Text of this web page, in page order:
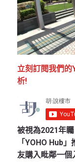
立刻訂閱我們的
析!
被視為2021年
「YOHO Hub
友購入毗鄰一個